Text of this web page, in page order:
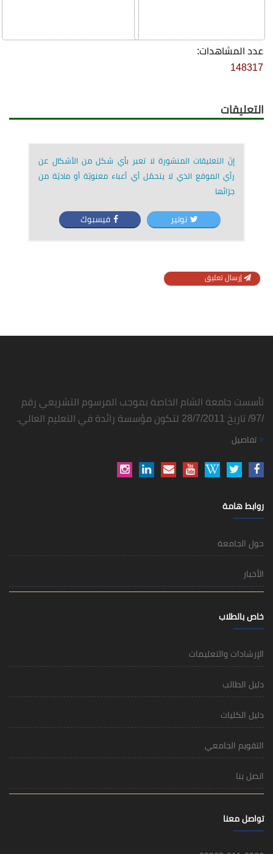
عدد المشاهدات:
148317
التعليقات
إنّ التعليقات المنشورة لا تعبر بأي شكل من الأشكال عن
رأي الموقع الذي لا يتحمّل أي أعباء معنويّة أو ماديّة من
جرّائها
توتير فيسبوك
إرسال تعليق
تأسست جامعة الشام الخاصة بموجب المرسوم التشريعي رقم
/97/ تاريخ 28/7/2011 لتكون مؤسسة رائدة في التعليم العالي.
تفاصيل
روابط هامة
حول الجامعة
الأخبار
خاص بالطلاب
الإرشادات والتعليمات
دليل الطالب
دليل الكليات
التقويم الجامعي
اتصل بنا
تواصل معنا